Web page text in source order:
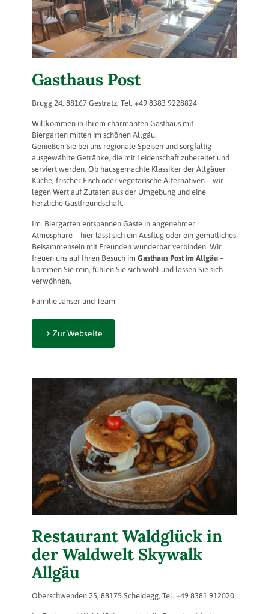
Gasthaus Post
Brugg 24, 88167 Gestratz, Tel. +49 8383 9228824
Willkommen in Ihrem charmanten Gasthaus mit
Biergarten mitten im schönen Allgäu.
Genießen Sie bei uns regionale Speisen und sorgfältig
ausgewählte Getränke, die mit Leidenschaft zubereitet und
serviert werden. Ob hausgemachte Klassiker der Allgäuer
Küche, frischer Fisch oder vegetarische Alternativen – wir
legen Wert auf Zutaten aus der Umgebung und eine
herzliche Gastfreundschaft.
Im Biergarten entspannen Gäste in angenehmer
Atmosphäre – hier lässt sich ein Ausflug oder ein gemütliches
Beisammensein mit Freunden wunderbar verbinden. Wir
freuen uns auf Ihren Besuch im Gasthaus Post im Allgäu –
kommen Sie rein, fühlen Sie sich wohl und lassen Sie sich
verwöhnen.
Familie Janser und Team
Zur Webseite
Restaurant Waldglück in
der Waldwelt Skywalk
Allgäu
Oberschwenden 25, 88175 Scheidegg, Tel. +49 8381 912020